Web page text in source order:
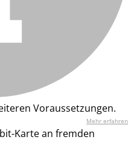
Voraussetzungen.
Mehr erfahren
Karte an fremden